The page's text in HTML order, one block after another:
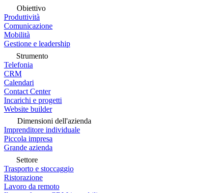
Obiettivo
Produttività
Comunicazione
Mobilità
Gestione e leadership
Strumento
Telefonia
CRM
Calendari
Contact Center
Incarichi e progetti
Website builder
Dimensioni dell'azienda
Imprenditore individuale
Piccola impresa
Grande azienda
Settore
Trasporto e stoccaggio
Ristorazione
Lavoro da remoto